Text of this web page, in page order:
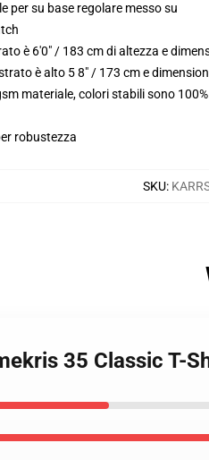
per su base regolare messo su
è 6'0" / 183 cm di altezza e
è alto 5 8" / 173 cm e
materiale, colori stabili sono
robustezza
SKU:
35 Classic T-